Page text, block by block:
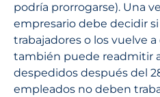
podría prorrogarse). Una
empresario debe decidir
trabajadores o los vuelve
también puede readmitir
despedidos después del
empleados no deben